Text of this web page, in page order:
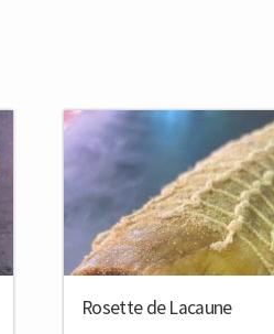
Rosette de Lacaune
Total du produit
Total des options
Total